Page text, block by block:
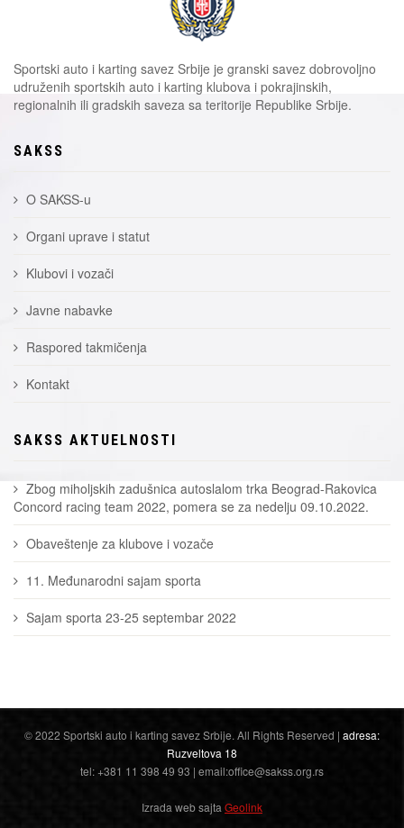
Sportski auto i karting savez Srbije je granski savez dobrovoljno
udruženih sportskih auto i karting klubova i pokrajinskih,
regionalnih ili gradskih saveza sa teritorije Republike Srbije.
SAKSS
O SAKSS-u
Organi uprave i statut
Klubovi i vozači
Javne nabavke
Raspored takmičenja
Kontakt
SAKSS AKTUELNOSTI
Zbog miholjskih zadušnica autoslalom trka Beograd-Rakovica
Concord racing team 2022, pomera se za nedelju 09.10.2022.
Obaveštenje za klubove i vozače
11. Međunarodni sajam sporta
Sajam sporta 23-25 septembar 2022
© 2022 Sportski auto i karting savez Srbije. All Rights Reserved | adresa:
Ruzveltova 18
tel: +381 11 398 49 93 | email:office@sakss.org.rs
Izrada web sajta Geolink